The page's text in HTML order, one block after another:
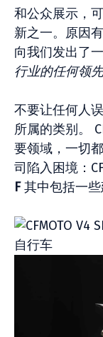
和公众展示，
新之一。原因
向我们发出了
行业的任何领
不要让任何人
所属的类别。
要领域，一切
司陷入困境：
F其中包括一些